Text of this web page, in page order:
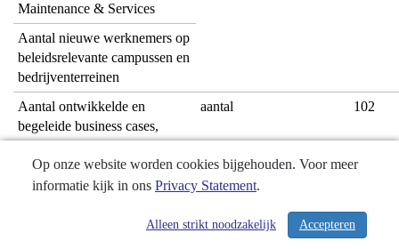
Maintenance & Services
Aantal nieuwe werknemers op
beleidsrelevante campussen en
bedrijventerreinen
Aantal ontwikkelde en
begeleide business cases,
zowel vanuit samenwerking
(clusters) als individueel
(bedrijfsontwikkeling)
aantal 102
sprake is van een cross-over
/ 130
Op onze website worden cookies bijgehouden. Voor meer
informatie kijk in ons Privacy Statement.
Accepteren
Alleen strikt noodzakelijk